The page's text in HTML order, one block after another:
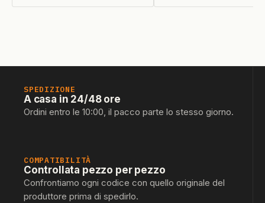
SPEDIZIONE
A casa in 24/48 ore
Ordini entro le 10:00, il pacco parte lo stesso giorno.
COMPATIBILITÀ
Controllata pezzo per pezzo
Confrontiamo ogni codice con quello originale del
produttore prima di spedirlo.